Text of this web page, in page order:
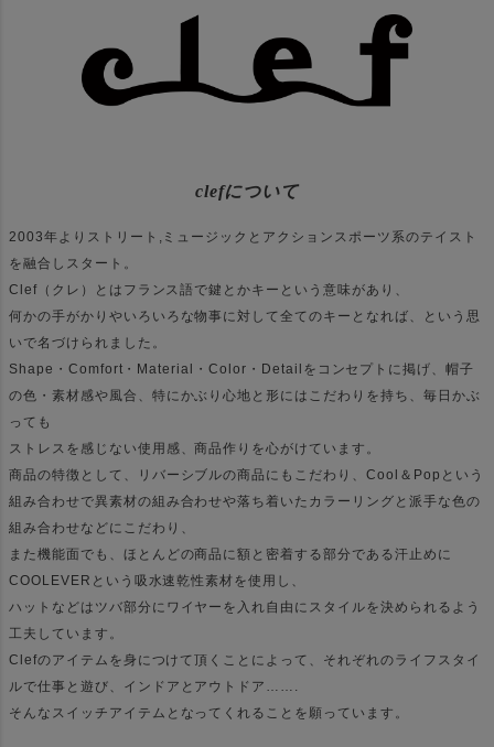
clefについて
2003年よりストリート,ミュージックとアクションスポーツ系のテイスト
を融合しスタート。
Clef（クレ）とはフランス語で鍵とかキーという意味があり、
何かの手がかりやいろいろな物事に対して全てのキーとなれば、という思
いで名づけられました。
Shape・Comfort・Material・Color・Detailをコンセプトに掲げ、帽子
の色・素材感や風合、特にかぶり心地と形にはこだわりを持ち、毎日かぶ
っても
ストレスを感じない使用感、商品作りを心がけています。
商品の特徴として、リバーシブルの商品にもこだわり、Cool＆Popという
組み合わせで異素材の組み合わせや落ち着いたカラーリングと派手な色の
組み合わせなどにこだわり、
また機能面でも、ほとんどの商品に額と密着する部分である汗止めに
COOLEVERという吸水速乾性素材を使用し、
ハットなどはツバ部分にワイヤーを入れ自由にスタイルを決められるよう
工夫しています。
Clefのアイテムを身につけて頂くことによって、それぞれのライフスタイ
ルで仕事と遊び、インドアとアウトドア…….
そんなスイッチアイテムとなってくれることを願っています。